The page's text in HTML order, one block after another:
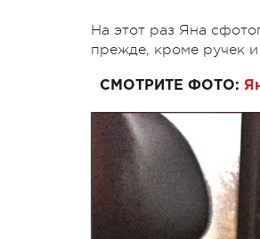
На этот раз Яна
прежде, кроме ручек
СМОТРИТЕ ФОТО: